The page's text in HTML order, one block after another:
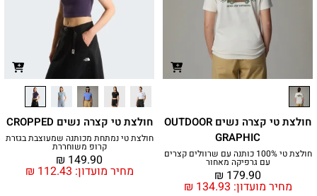
חולצת טי קצרה נשים OUTDOOR
GRAPHIC
חולצת טי 100% כותנה עם שרוולים קצרים
עם גרפיקה מאחור
מחיר מועדון: ₪ 134.93
₪ 179.90
חולצת טי קצרה נשים CROPPED
חולצת טי נמתחת מכותנה שמעוצבת בגזרת
קרופ משוחררת
מחיר מועדון: ₪ 112.43
₪ 149.90